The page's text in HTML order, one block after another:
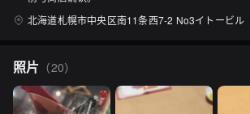
北海道札幌市中央区南11条西7-2 No3イトービル
照片 （20）